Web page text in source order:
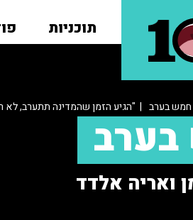
תוכניות
חמש בערב | "הגיע הזמן שהמדינה תתערב, לא
ואריה אלדד